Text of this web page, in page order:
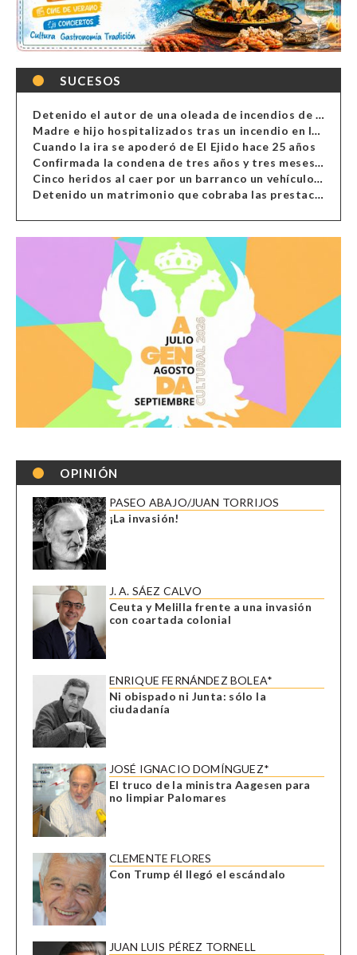
SUCESOS
Detenido el autor de una oleada de incendios de contenedores en Almería
Madre e hijo hospitalizados tras un incendio en la cocina de una vivienda en Almería
Cuando la ira se apoderó de El Ejido hace 25 años
Confirmada la condena de tres años y tres meses al hombre de Antas acusado de xenofobia
Cinco heridos al caer por un barranco un vehículo en Alcolea
Detenido un matrimonio que cobraba las prestaciones de ilegales en Almería, Granada, Málaga, Huelva y Murcia
OPINIÓN
PASEO ABAJO/JUAN TORRIJOS
¡La invasión!
J. A. SÁEZ CALVO
Ceuta y Melilla frente a una invasión
con coartada colonial
ENRIQUE FERNÁNDEZ BOLEA*
Ni obispado ni Junta: sólo la
ciudadanía
JOSÉ IGNACIO DOMÍNGUEZ*
El truco de la ministra Aagesen para
no limpiar Palomares
CLEMENTE FLORES
Con Trump él llegó el escándalo
JUAN LUIS PÉREZ TORNELL